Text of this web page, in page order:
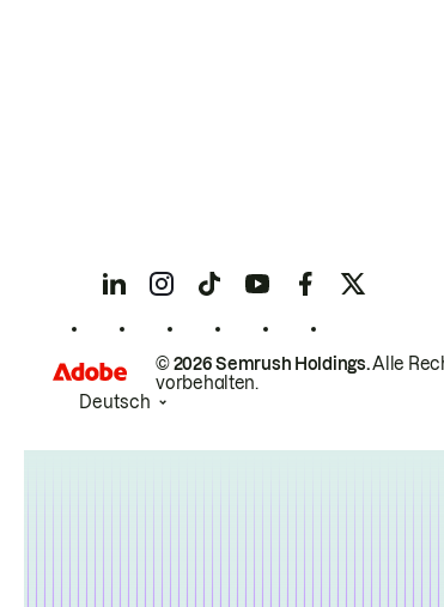
© 2026 Semrush Holdings.Alle
vorbehalten.
Deutsch